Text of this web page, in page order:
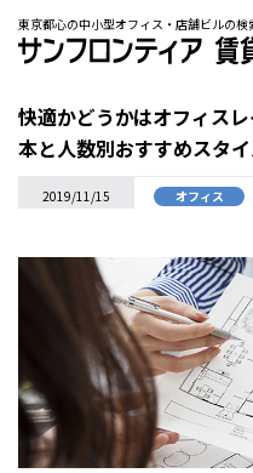
東京都心の中小型オフィス・店舗ビルの検
快適かどうかはオフィス
本と人数別おすすめスタ
2019/11/15 オフィス